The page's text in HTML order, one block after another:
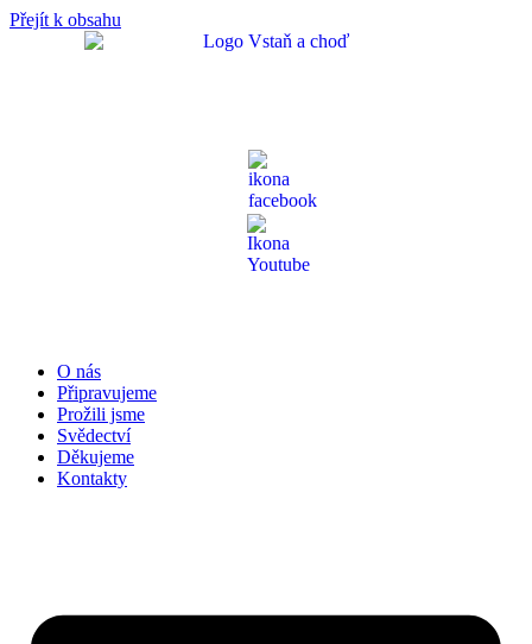
Přejít k obsahu
O nás
Připravujeme
Prožili jsme
Svědectví
Děkujeme
Kontakty